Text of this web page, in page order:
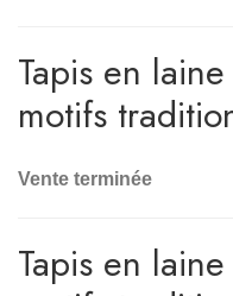
Tapis en
motifs
Vente terminée
Tapis en